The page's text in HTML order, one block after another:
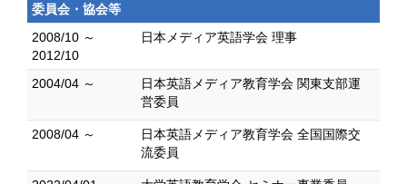
委員会・協会等
2008/10 ～
2012/10
日本メディア英語学会 理事
2004/04 ～
日本英語メディア教育学会 関東支部運
営委員
2008/04 ～
日本英語メディア教育学会 全国国際交
流委員